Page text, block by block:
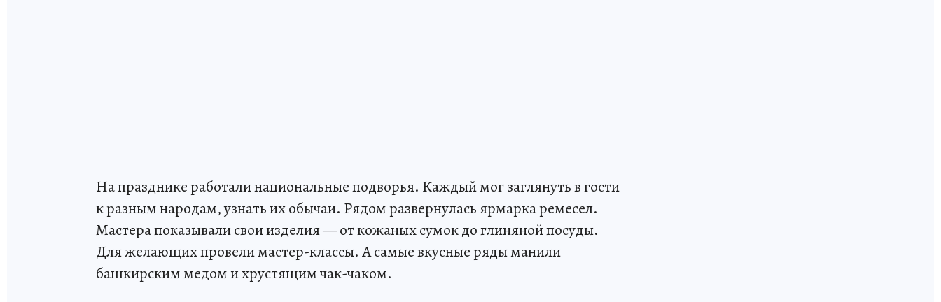
На празднике работали национальные подворья. Каждый мог заглянуть в гости
к разным народам, узнать их обычаи. Рядом развернулась ярмарка ремесел.
Мастера показывали свои изделия — от кожаных сумок до глиняной посуды.
Для желающих провели мастер-классы. А самые вкусные ряды манили
башкирским медом и хрустящим чак-чаком.